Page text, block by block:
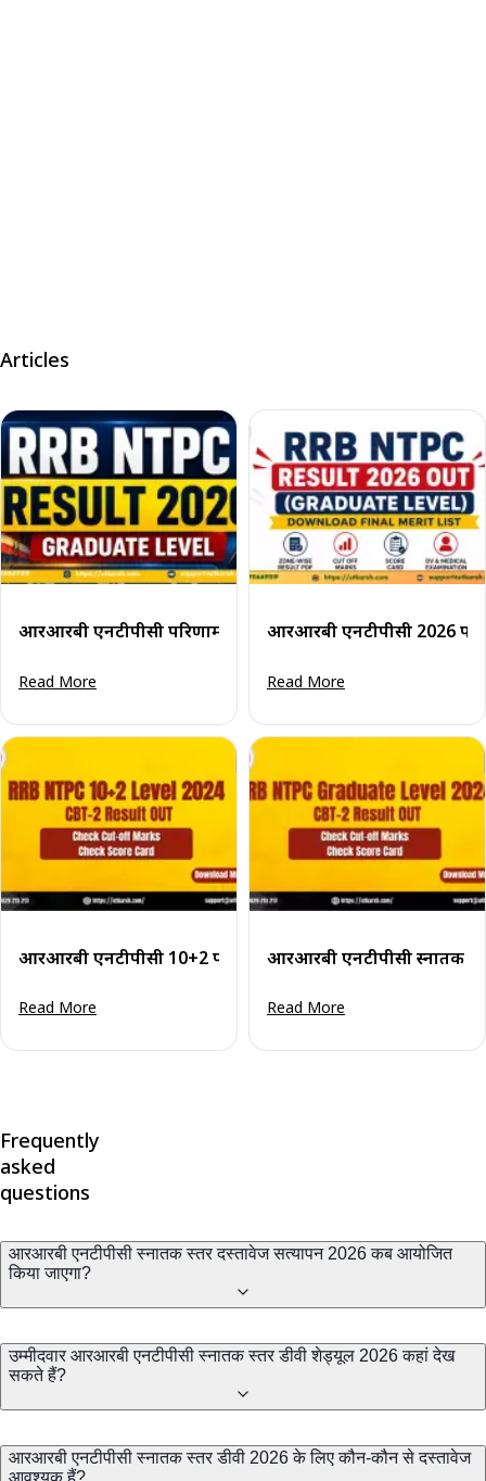
Articles
आरआरबी एनटीपीसी परिणाम 2026: स्नातक स्तर सीबीटी 1 कट-
Read More
आरआरबी एनटीपीसी 2026
Read More
आरआरबी एनटीपीसी 10+2 परिणाम 2024 (सीबीटी 2):
Read More
आरआरबी एनटीपीसी स्नातक
Read More
Frequently
asked
questions
आरआरबी एनटीपीसी स्नातक स्तर दस्तावेज सत्यापन 2026 कब आयोजित
किया जाएगा?
उम्मीदवार आरआरबी एनटीपीसी स्नातक स्तर डीवी शेड्यूल 2026 कहां देख
सकते हैं?
आरआरबी एनटीपीसी स्नातक स्तर डीवी 2026 के लिए कौन-कौन से दस्तावेज